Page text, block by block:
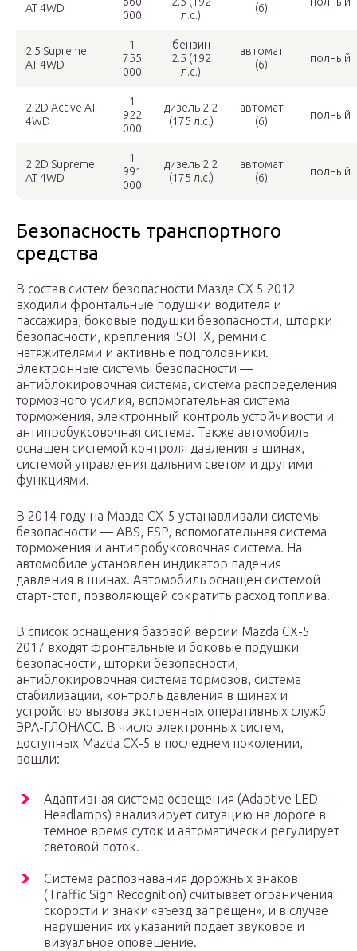
AT 4WD
000
л.с.)
(6)
2.5 Supreme
AT 4WD
1
755
000
бензин
2.5 (192
л.с.)
автомат
(6)
полный
2.2D Active AT
4WD
1
922
000
дизель 2.2
(175 л.с.)
автомат
(6)
полный
2.2D Supreme
AT 4WD
1
991
000
дизель 2.2
(175 л.с.)
автомат
(6)
полный
Безопасность транспортного
средства
В состав систем безопасности Мазда СХ 5 2012
входили фронтальные подушки водителя и
пассажира, боковые подушки безопасности, шторки
безопасности, крепления ISOFIX, ремни с
натяжителями и активные подголовники.
Электронные системы безопасности —
антиблокировочная система, система распределения
тормозного усилия, вспомогательная система
торможения, электронный контроль устойчивости и
антипробуксовочная система. Также автомобиль
оснащен системой контроля давления в шинах,
системой управления дальним светом и другими
функциями.
В 2014 году на Мазда СХ-5 устанавливали системы
безопасности — ABS, ESP, вспомогательная система
торможения и антипробуксовочная система. На
автомобиле установлен индикатор падения
давления в шинах. Автомобиль оснащен системой
старт-стоп, позволяющей сократить расход топлива.
В список оснащения базовой версии Mazda CX-5
2017 входят фронтальные и боковые подушки
безопасности, шторки безопасности,
антиблокировочная система тормозов, система
стабилизации, контроль давления в шинах и
устройство вызова экстренных оперативных служб
ЭРА-ГЛОНАСС. В число электронных систем,
доступных Mazda CX-5 в последнем поколении,
вошли:
Адаптивная система освещения (Adaptive LED
Headlamps) анализирует ситуацию на дороге в
темное время суток и автоматически регулирует
световой поток.
Система распознавания дорожных знаков
(Traffic Sign Recognition) считывает ограничения
скорости и знаки «въезд запрещен», и в случае
нарушения их указаний подает звуковое и
визуальное оповещение.